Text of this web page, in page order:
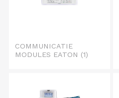
COMMUNICATIE
MODULES EATON (1)